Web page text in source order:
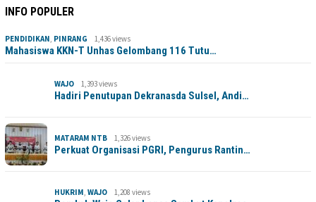
INFO POPULER
PENDIDIKAN PINRANG 1,436 views
Mahasiswa KKN-T Unhas Gelombang 116 Tutu…
WAJO 1,393 views
Hadiri Penutupan Dekranasda Sulsel, Andi…
MATARAM NTB 1,326 views
Perkuat Organisasi PGRI, Pengurus Rantin…
HUKRIM WAJO 1,208 views